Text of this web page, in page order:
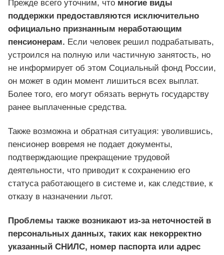
Прежде всего уточним, что многие виды
поддержки предоставляются исключительно
официально признанным неработающим
пенсионерам. Если человек решил подрабатывать,
устроился на полную или частичную занятость, но
не информирует об этом Социальный фонд России,
он может в один момент лишиться всех выплат.
Более того, его могут обязать вернуть государству
ранее выплаченные средства.
Также возможна и обратная ситуация: уволившись,
пенсионер вовремя не подает документы,
подтверждающие прекращение трудовой
деятельности, что приводит к сохранению его
статуса работающего в системе и, как следствие, к
отказу в назначении льгот.
Проблемы также возникают из-за неточностей в
персональных данных, таких как некорректно
указанный СНИЛС, номер паспорта или адрес